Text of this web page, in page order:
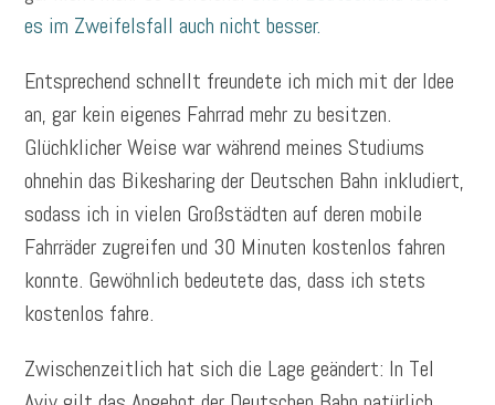
es im Zweifelsfall auch nicht besser.
Entsprechend schnellt freundete ich mich mit der Idee
an, gar kein eigenes Fahrrad mehr zu besitzen.
Glüchklicher Weise war während meines Studiums
ohnehin das Bikesharing der Deutschen Bahn inkludiert,
sodass ich in vielen Großstädten auf deren mobile
Fahrräder zugreifen und 30 Minuten kostenlos fahren
konnte. Gewöhnlich bedeutete das, dass ich stets
kostenlos fahre.
Zwischenzeitlich hat sich die Lage geändert: In Tel